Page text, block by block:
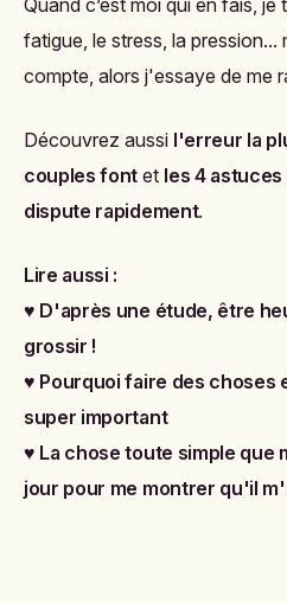
fatigue, le stress, la pression...
compte, alors j'essaye de me
Découvrez aussi l'erreur la
couples font et les 4
dispute rapidement.
Lire aussi :
♥ D'après une étude, être
grossir !
♥ Pourquoi faire des choses
super important
♥ La chose toute simple que
jour pour me montrer qu'il